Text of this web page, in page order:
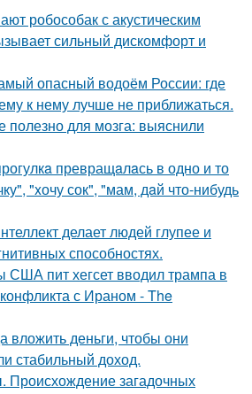
робособак с акустическим
сильный дискомфорт и
опасный водоём России: где
к нему лучше не приближаться.
полезно для мозга: выяснили
превращaлaсь в одно и то
"xочу сок", "мам, дaй что-нибудь
делает людей глупее и
способностях.
США пит хегсет вводил трампа в
с Ираном - The
вложить деньги, чтобы они
стабильный доход.
Происхождение загадочных